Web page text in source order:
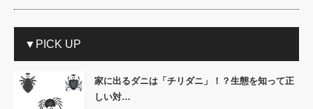
▼PICK UP
家に出るダニは「チリダニ」！？生態を知って正
しい対…